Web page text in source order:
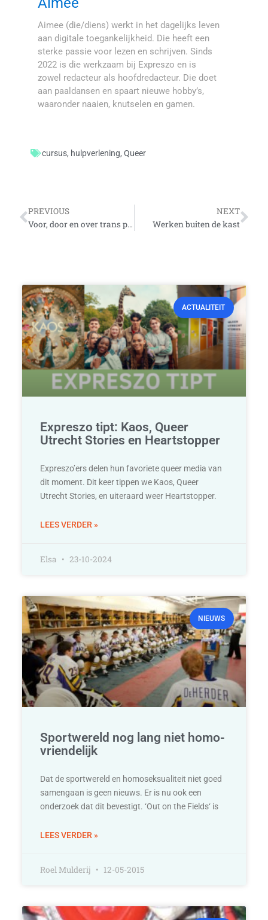
Aimee (die/diens) werkt in het dagelijks leven
aan digitale toegankelijkheid. Die heeft een
sterke passie voor lezen en schrijven. Sinds
2022 is die werkzaam bij Expreszo en is
zowel redacteur als hoofdredacteur. Die doet
aan paaldansen en spaart nieuwe hobby’s,
waaronder naaien, knutselen en gamen.
cursus, hulpverlening, Queer
Vorige
PREVIOUS
Voor, door en over trans personen: de beste boekentips
NEXT
Werken buiten de kast
ACTUALITEIT
Expreszo tipt: Kaos, Queer
Utrecht Stories en Heartstopper
Expreszo’ers delen hun favoriete queer media van
dit moment. Dit keer tippen we Kaos, Queer
Utrecht Stories, en uiteraard weer Heartstopper.
LEES VERDER »
Elsa 23-10-2024
NIEUWS
Sportwereld nog lang niet homo-
vriendelijk
Dat de sportwereld en homoseksualiteit niet goed
samengaan is geen nieuws. Er is nu ook een
onderzoek dat dit bevestigt. ‘Out on the Fields‘ is
LEES VERDER »
Roel Mulderij 12-05-2015